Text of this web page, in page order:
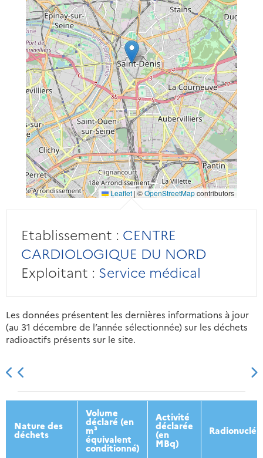
Leaflet | ©OpenStreetMapcontributors
Etablissement : CENTRE
CARDIOLOGIQUE DU NORD
Exploitant : Service médical
Les données présentent les dernières informations à jour
(au 31 décembre de l’année sélectionnée) sur les déchets
radioactifs présents sur le site.
2013 2014 2015 2016
Nature des
déchets
Volume
déclaré (en
m³
équivalent
conditionné)
Activité
déclarée
(en
MBq)